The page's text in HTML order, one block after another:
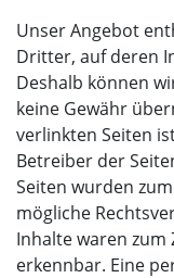
Unser Angebot
Dritter, auf deren
Deshalb können
keine Gewähr
verlinkten Seiten
Betreiber der
Seiten wurden
mögliche
Inhalte waren
erkennbar. Eine